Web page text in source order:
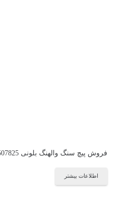
فروش پیچ سنگ والهنگ بلونی 09121507825
اطلاعات بیشتر